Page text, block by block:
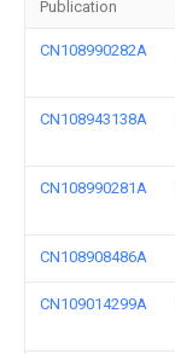
Publication
CN108990282A
CN108943138A
CN108990281A
CN108908486A
CN109014299A